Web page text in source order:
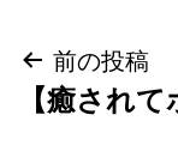
投
稿
前の投稿
【癒され